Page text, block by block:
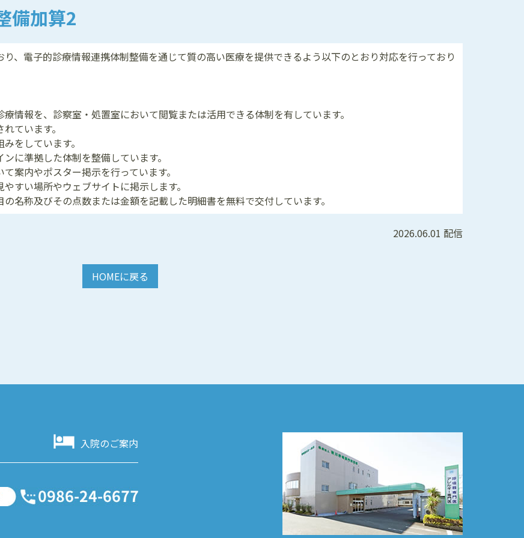
備加算2
、電子的診療情報連携体制整備を通じて質の高い医療を提供できるよう以下のとおり対応を行っており
情報を、診察室・処置室において閲覧または活用できる体制を有しています。
ています。
をしています。
に準拠した体制を整備しています。
案内やポスター掲示を行っています。
すい場所やウェブサイトに掲示します。
名称及びその点数または金額を記載した明細書を無料で交付しています。
2026.06.01 配信
HOMEに戻る
入院のご案内